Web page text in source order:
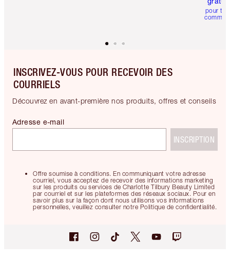
pour
INSCRIVEZ-VOUS POUR RECEVOIR DES
COURRIELS
Découvrez en avant-première nos produits, offres et conseils
Offre soumise à conditions. En communiquant votre adresse
courriel, vous acceptez de recevoir des informations marketing
sur les produits ou services de Charlotte Tilbury Beauty Limited
par courriel et sur les plateformes des réseaux sociaux. Pour en
savoir plus sur la façon dont nous utilisons vos informations
personnelles, veuillez consulter notre Politique de confidentialité.
Adresse e-mail
INSCRIPTION